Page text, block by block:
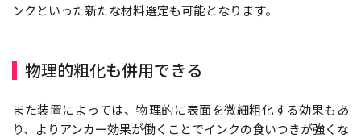
ンクといった新たな材料選定も可能となります。
物理的粗化も併用できる
また装置によっては、物理的に表面を微細粗化する効果もあ
り、よりアンカー効果が働くことでインクの食いつきが強くな